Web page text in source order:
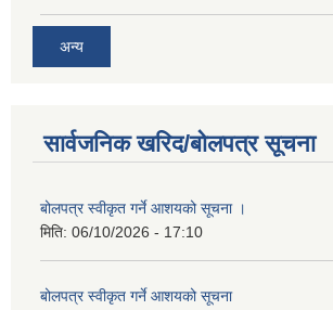
अन्य
सार्वजनिक खरिद/बोलपत्र सूचना
बोलपत्र स्वीकृत गर्ने आशयको सूचना ।
मिति: 06/10/2026 - 17:10
बोलपत्र स्वीकृत गर्ने आशयको सूचना